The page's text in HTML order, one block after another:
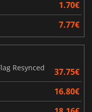
1.70€
7.77€
Resynced
37.75€
16.80€